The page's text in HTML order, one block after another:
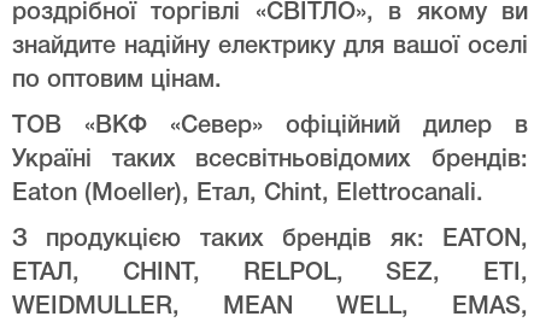
роздрібної торгівлі «СВІТЛО», в якому ви
знайдите надійну електрику для вашої оселі
по оптовим цінам.
ТОВ «ВКФ «Север» офіційний дилер в
Україні таких всесвітньовідомих брендів:
Eaton (Moeller), Етал, Chint, Elettrocanali.
З продукцією таких брендів як: EATON,
ЕТАЛ, CHINT, RELPOL, SEZ, ETI,
WEIDMULLER, MEAN WELL, EMAS,